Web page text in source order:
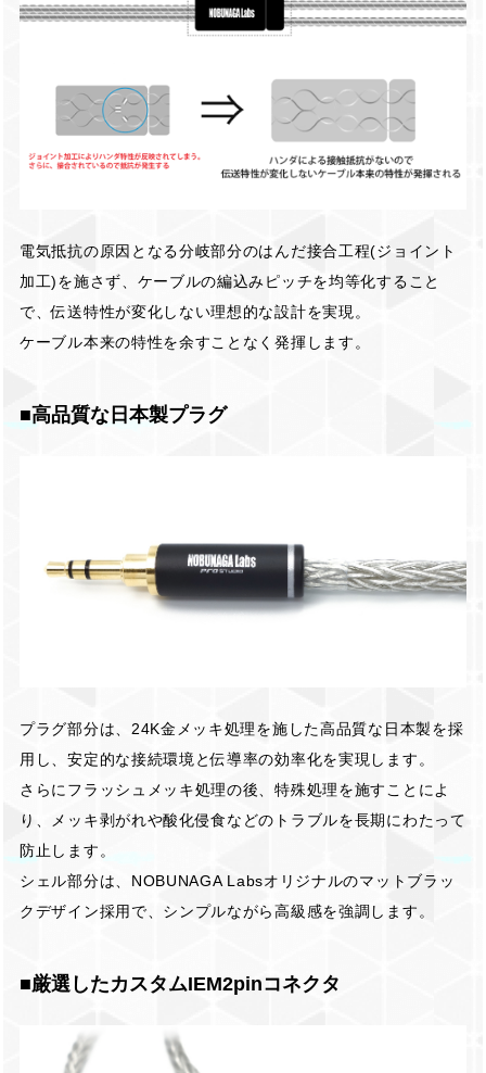
電気抵抗の原因となる分岐部分のはんだ接合工程(ジョイント
加工)を施さず、ケーブルの編込みピッチを均等化すること
で、伝送特性が変化しない理想的な設計を実現。
ケーブル本来の特性を余すことなく発揮します。
■高品質な日本製プラグ
プラグ部分は、24K金メッキ処理を施した高品質な日本製を採
用し、安定的な接続環境と伝導率の効率化を実現します。
さらにフラッシュメッキ処理の後、特殊処理を施すことによ
り、メッキ剥がれや酸化侵食などのトラブルを長期にわたって
防止します。
シェル部分は、NOBUNAGA Labsオリジナルのマットブラッ
クデザイン採用で、シンプルながら高級感を強調します。
■厳選したカスタムIEM2pinコネクタ